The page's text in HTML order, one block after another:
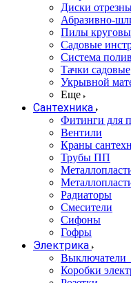
Диски
Абразивно-
Пилы
Садовые
Система
Тачки садовые
Укрывной
Еще
Сантехника
Фитинги для
Вентили
Краны
Трубы ПП
Радиаторы
Смесители
Сифоны
Гофры
Электрика
Выключатели
Коробки